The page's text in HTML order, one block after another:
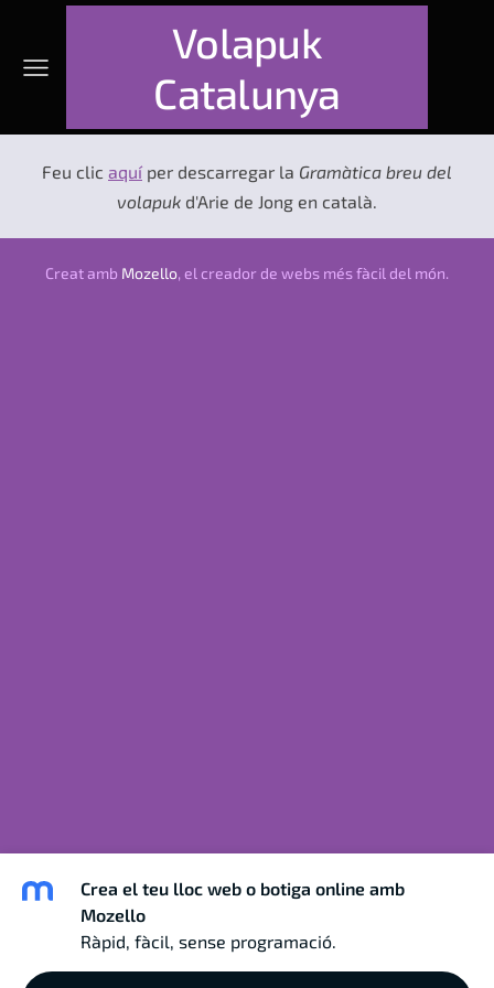
Volapuk
Catalunya
Feu clic aquí per descarregar la Gramàtica breu del
volapuk d'Arie de Jong en català.
Creat amb Mozello, el creador de webs més fàcil del món.
Crea el teu lloc web o botiga online amb
Mozello
Ràpid, fàcil, sense programació.